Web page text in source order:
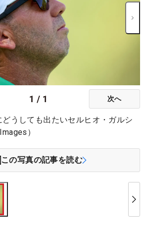
1 / 1 次へ
うしても出たいセルヒオ・ガルシ
）
この写真の記事を読む